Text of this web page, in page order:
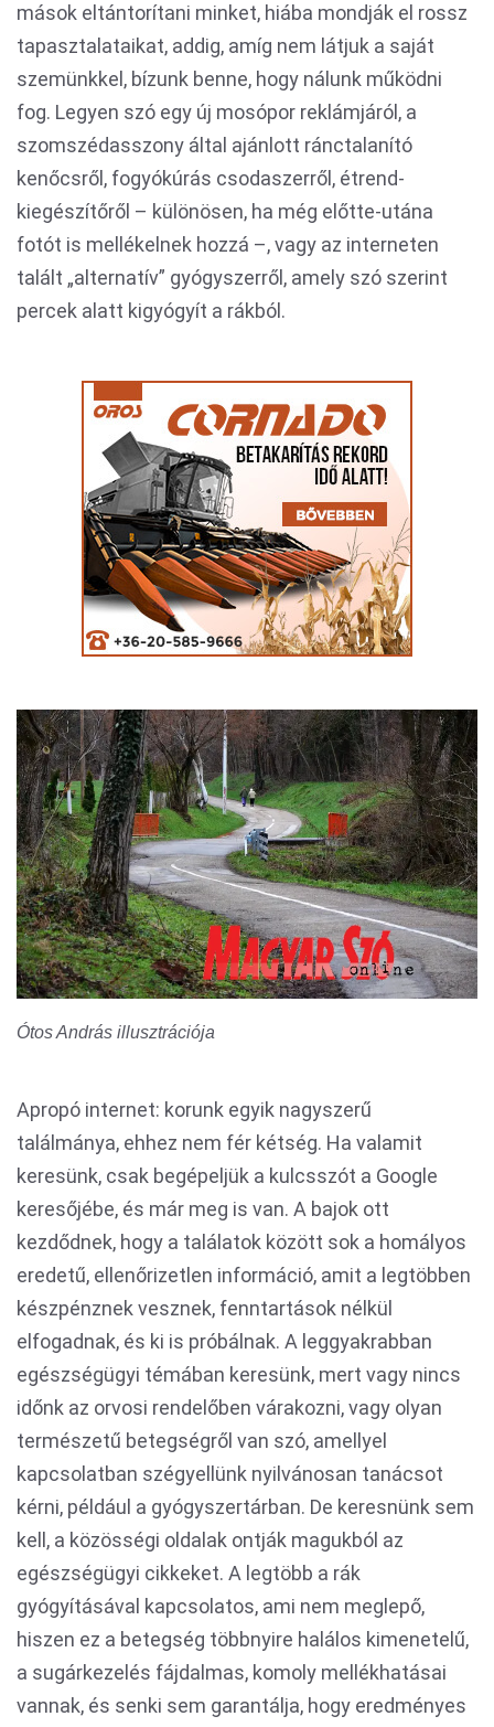
mások eltántorítani minket, hiába mondják el rossz
tapasztalataikat, addig, amíg nem látjuk a saját
szemünkkel, bízunk benne, hogy nálunk működni
fog. Legyen szó egy új mosópor reklámjáról, a
szomszédasszony által ajánlott ránctalanító
kenőcsről, fogyókúrás csodaszerről, étrend-
kiegészítőről – különösen, ha még előtte-utána
fotót is mellékelnek hozzá –, vagy az interneten
talált „alternatív” gyógyszerről, amely szó szerint
percek alatt kigyógyít a rákból.
Ótos András illusztrációja
Apropó internet: korunk egyik nagyszerű
találmánya, ehhez nem fér kétség. Ha valamit
keresünk, csak begépeljük a kulcsszót a Google
keresőjébe, és már meg is van. A bajok ott
kezdődnek, hogy a találatok között sok a homályos
eredetű, ellenőrizetlen információ, amit a legtöbben
készpénznek vesznek, fenntartások nélkül
elfogadnak, és ki is próbálnak. A leggyakrabban
egészségügyi témában keresünk, mert vagy nincs
időnk az orvosi rendelőben várakozni, vagy olyan
természetű betegségről van szó, amellyel
kapcsolatban szégyellünk nyilvánosan tanácsot
kérni, például a gyógyszertárban. De keresnünk sem
kell, a közösségi oldalak ontják magukból az
egészségügyi cikkeket. A legtöbb a rák
gyógyításával kapcsolatos, ami nem meglepő,
hiszen ez a betegség többnyire halálos kimenetelű,
a sugárkezelés fájdalmas, komoly mellékhatásai
vannak, és senki sem garantálja, hogy eredményes